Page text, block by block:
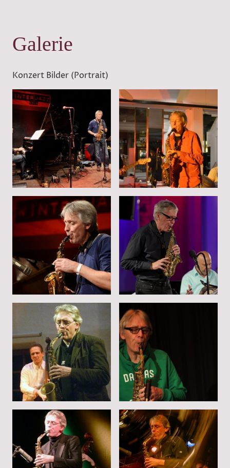
Galerie
Konzert Bilder (Portrait)